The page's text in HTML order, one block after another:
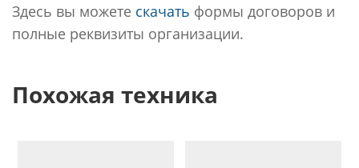
Здесь вы можете скачать формы договоров и
полные реквизиты организации.
Похожая техника